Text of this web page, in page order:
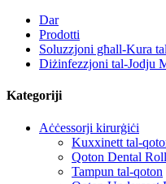
Dar
Prodotti
Soluzzjoni għall-Kura
Diżinfezzjoni tal-Jodju
Kategoriji
Aċċessorji kirurġiċi
Kuxxinett tal-
Qoton Dental Roll
Tampun tal-qoton